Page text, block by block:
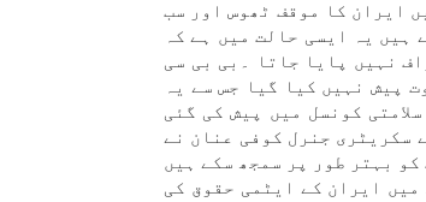
ايران كا موقف ٹھوس اور سب
ہیں یہ ايسی حالت میں ہے كہ
نہیں پايا جاتا ۔بی بی سی
پيش نہیں كيا گيا جس سے یہ
كونسل میں پيش كی گئی
سكریٹری جنرل كوفی عنان نے
بہتر طور پر سمجھ سكے ہیں
ايران كے ایٹمی حقوق كی